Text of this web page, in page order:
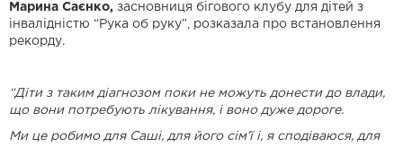
Марина Саєнко, засновниця бігового клубу для дітей з
інвалідністю “Рука об руку”, розказала про встановлення
рекорду.
“Діти з таким діагнозом поки не можуть донести до влади,
що вони потребують лікування, і воно дуже дороге.
Ми це робимо для Саші, для його сім’ї і, я сподіваюся, для